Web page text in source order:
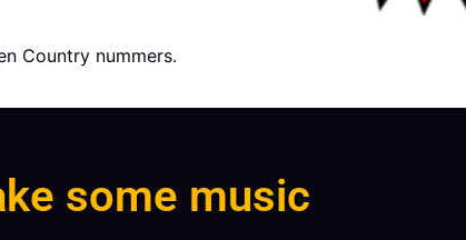
Country nummers.
some music